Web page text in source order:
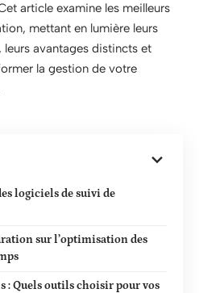
article examine les meilleurs
mettant en lumière leurs
avantages distincts et
la gestion de votre
logiciels de suivi de
sur l’optimisation des
: Quels outils choisir pour vos